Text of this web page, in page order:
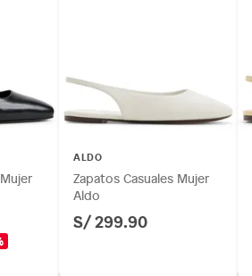
ALDO
Zapatos Casuales Mujer
Aldo
S/ 299.90